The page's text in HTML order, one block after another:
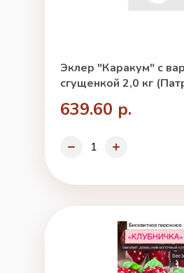
Эклер "Каракум" с
сгущенкой 2,0 кг
639.60 р.